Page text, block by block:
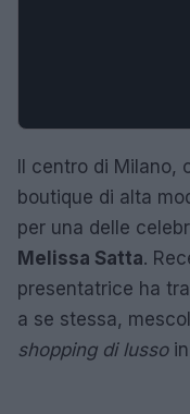
Il centro di Milano,
boutique di alta
per una delle
Melissa Satta.
presentatrice ha
a se stessa,
shopping di lussoin